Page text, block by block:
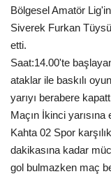
Galeriler
Yaşam
Künye
Sağlık
İletişim
Bölgesel Amatör
Siverek Furkan
etti.
Saat:14.00'te
ataklar ile baskılı
yarıyı berabere
Maçın İkinci
Kahta 02 Spor
dakikasına kadar
gol bulmazken maç